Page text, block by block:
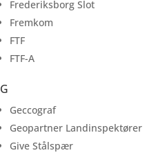
Frederiksborg Slot
Fremkom
FTF
FTF-A
G
Geccograf
Geopartner Landinspektører
Give Stålspær